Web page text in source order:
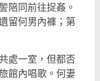
陪同前往捉姦。
留何男內褲；第
處一室，但都否
館內唱歌。何妻